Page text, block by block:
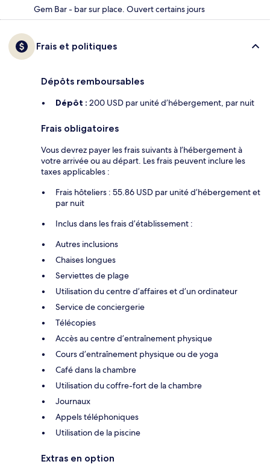
Gem Bar - bar sur place. Ouvert certains jours
Frais et politiques
Dépôts remboursables
Dépôt : 200 USD par unité d’hébergement, par nuit
Frais obligatoires
Vous devrez payer les frais suivants à l’hébergement à
votre arrivée ou au départ. Les frais peuvent inclure les
taxes applicables :
Frais hôteliers : 55.86 USD par unité d’hébergement et
par nuit
Inclus dans les frais d’établissement :
Autres inclusions
Chaises longues
Serviettes de plage
Utilisation du centre d’affaires et d’un ordinateur
Service de conciergerie
Télécopies
Accès au centre d’entraînement physique
Cours d’entraînement physique ou de yoga
Café dans la chambre
Utilisation du coffre-fort de la chambre
Journaux
Appels téléphoniques
Utilisation de la piscine
Extras en option